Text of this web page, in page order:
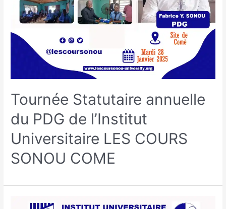
Tournée Statutaire annuelle
du PDG de l’Institut
Universitaire LES COURS
SONOU COME